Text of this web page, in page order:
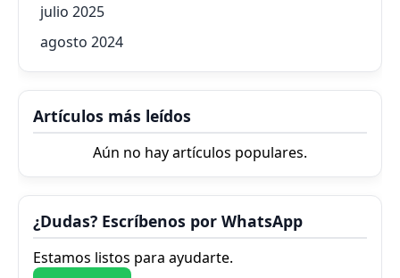
julio 2025
agosto 2024
Artículos más leídos
Aún no hay artículos populares.
¿Dudas? Escríbenos por WhatsApp
Estamos listos para ayudarte.